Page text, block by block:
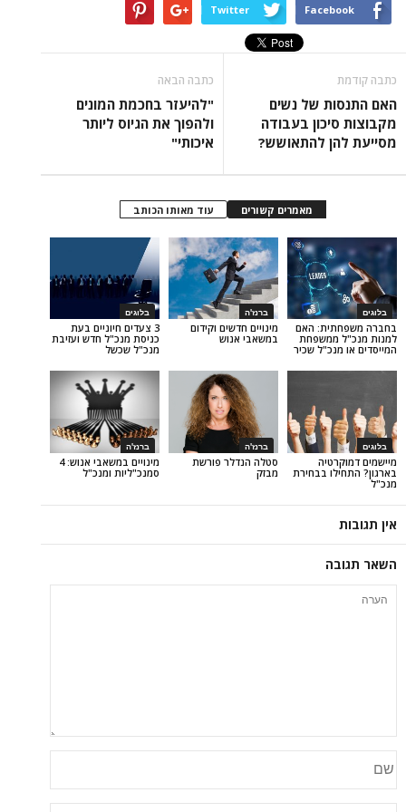
Twitter
של נשים
בעבודה
להתאושש?
"להיעזר בחכמת המונים
ולהפוך את הגיוס ליותר
איכותי"
עוד מאותו הכותב
בלוגים
3 צעדים חיוניים בעת
כניסת מנכ"ל חדש ועזיבת
ברנז'ה
מינויים חדשים וקידום
במשאבי אנוש
האם
שכיר
מינויים במשאבי אנוש: 4
סמנכ"ליות ומנכ"ל
ברנז'ה
סטלה הנדלר פורשת
מבזק
בבחירת